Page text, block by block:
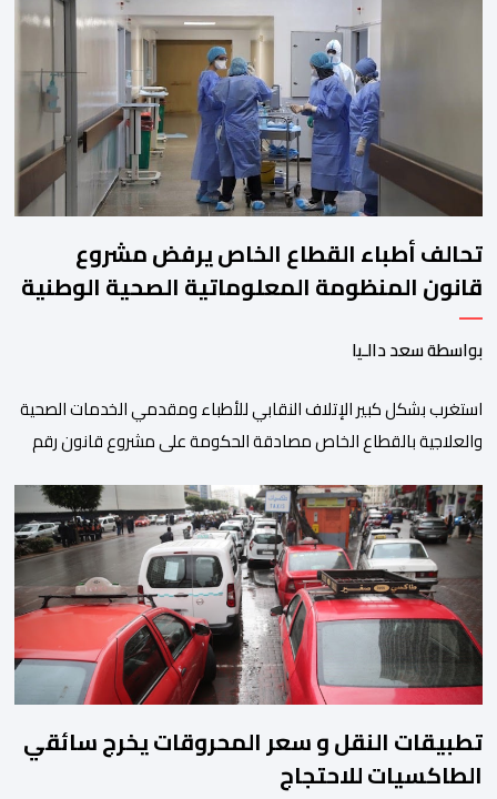
بعنوان ” فضولي ياقلبي” ،قام بتوزيعها اسامة باهي،باسلوب سلس
وبسيط، متحكما في الجمل الموسيقية والانتقالات الجميلة..استطاع
الفنانان طارق بطمة ونوال بوسنيني أن يعطيا روحا فريدة لهذه
الاغنية,بفضل أدا […]
تحالف أطباء القطاع الخاص يرفض مشروع
قانون المنظومة المعلوماتية الصحية الوطنية
المندمجة
بواسطة سعد دالـيا
استغرب بشكل كبير الإتلاف النقابي للأطباء ومقدمي الخدمات الصحية
والعلاجية بالقطاع الخاص مصادقة الحكومة على مشروع قانون رقم
والذي اعتبره الائتلاف جاء في غياب تام للمقاربة التشاركية وعدم أخذ
رأي وملاحظات التمثيليات المهنية للأطباء ومقدمي الخدمات العلاجية
رغم ما تسنه مقتضيات مشروع القانون من عقوبات مالية ضدهم
وتهدد […]
تطبيقات النقل و سعر المحروقات يخرج سائقي
الطاكسيات للاحتجاج